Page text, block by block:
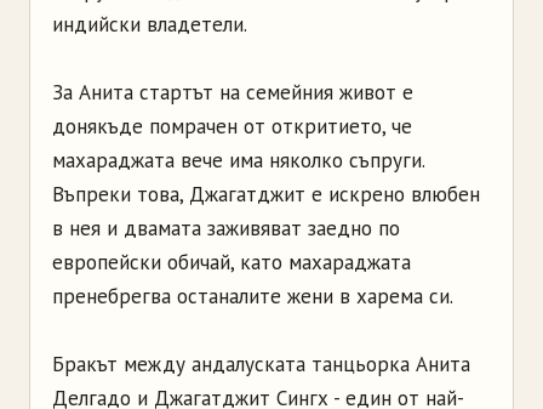
индийски владетели.
За Анита стартът на семейния живот е
донякъде помрачен от откритието, че
махараджата вече има няколко съпруги.
Въпреки това, Джагатджит е искрено влюбен
в нея и двамата заживяват заедно по
европейски обичай, като махараджата
пренебрегва останалите жени в харема си.
Бракът между андалуската танцьорка Анита
Делгадо и Джагатджит Сингх - един от най-